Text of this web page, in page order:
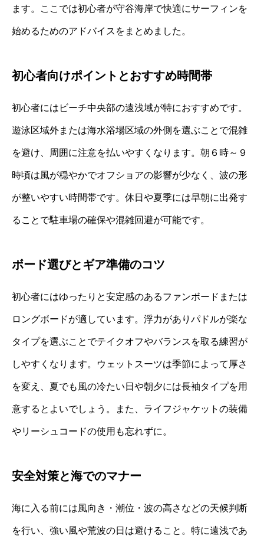
ます。ここでは初心者が守谷海岸で快適にサーフィンを
始めるためのアドバイスをまとめました。
初心者向けポイントとおすすめ時間帯
初心者にはビーチ中央部の遠浅域が特におすすめです。
遊泳区域外または海水浴場区域の外側を選ぶことで混雑
を避け、周囲に注意を払いやすくなります。朝６時～９
時頃は風が穏やかでオフショアの影響が少なく、波の形
が整いやすい時間帯です。休日や夏季には早朝に出発す
ることで駐車場の確保や混雑回避が可能です。
ボード選びとギア準備のコツ
初心者にはゆったりと安定感のあるファンボードまたは
ロングボードが適しています。浮力がありパドルが楽な
タイプを選ぶことでテイクオフやバランスを取る練習が
しやすくなります。ウェットスーツは季節によって厚さ
を変え、夏でも風の冷たい日や朝夕には長袖タイプを用
意するとよいでしょう。また、ライフジャケットの装備
やリーシュコードの使用も忘れずに。
安全対策と海でのマナー
海に入る前には風向き・潮位・波の高さなどの天候判断
を行い、強い風や荒波の日は避けること。特に遠浅であ